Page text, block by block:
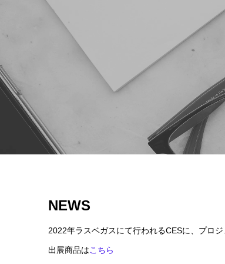
NEWS
2022年ラスベガスにて行われるCESに、プロ
出展商品はこちら